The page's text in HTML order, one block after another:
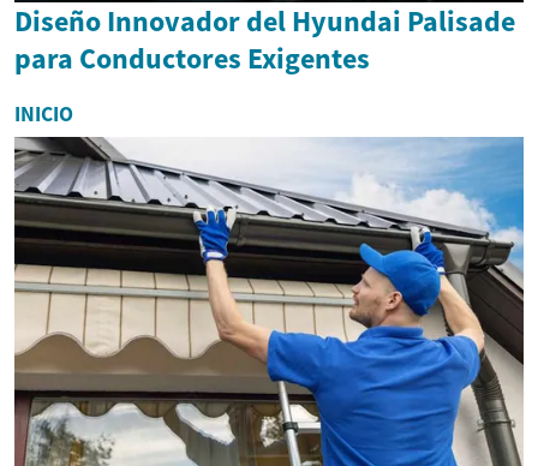
Diseño Innovador del Hyundai Palisade
para Conductores Exigentes
INICIO